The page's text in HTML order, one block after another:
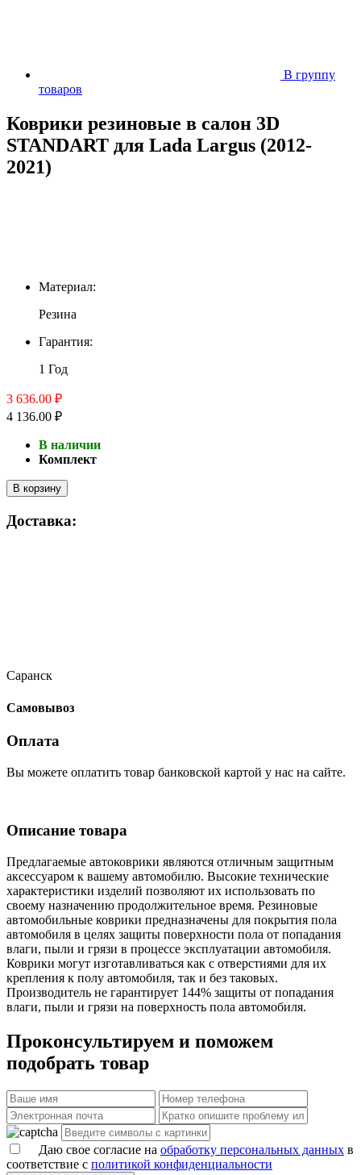
В группу
товаров
Коврики резиновые в салон 3D
STANDART для Lada Largus (2012-
2021)
Материал:
Резина
Гарантия:
1 Год
3 636.00 ₽
4 136.00 ₽
В наличии
Комплект
В корзину
Доставка:
Саранск
Самовывоз
Оплата
Вы можете оплатить товар банковской картой у нас на сайте.
Описание товара
Предлагаемые автоковрики являются отличным защитным
аксессуаром к вашему автомобилю. Высокие технические
характеристики изделий позволяют их использовать по
своему назначению продолжительное время. Резиновые
автомобильные коврики предназначены для покрытия пола
автомобиля в целях защиты поверхности пола от попадания
влаги, пыли и грязи в процессе эксплуатации автомобиля.
Коврики могут изготавливаться как с отверстиями для их
крепления к полу автомобиля, так и без таковых.
Производитель не гарантирует 144% защиты от попадания
влаги, пыли и грязи на поверхность пола автомобиля.
Проконсультируем и поможем
подобрать товар
Даю свое согласие на обработку персональных данных в
соответствие с политикой конфиденциальности